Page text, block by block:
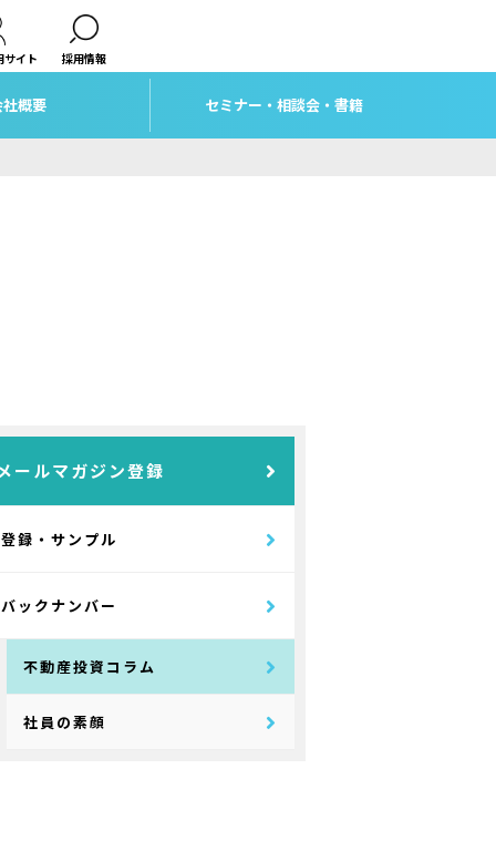
サイト 採用情報
概要 セミナー・相談会・書籍
ールマガジン登録
登録・サンプル
バックナンバー
不動産投資コラム
社員の素顔